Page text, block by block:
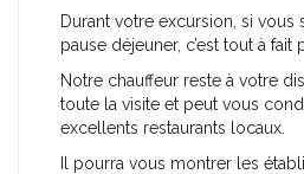
Durant votre excursion, si vous
pause déjeuner, c’est tout à fait
Notre chauffeur reste à votre
toute la visite et peut vous
excellents restaurants locaux.
Il pourra vous montrer les